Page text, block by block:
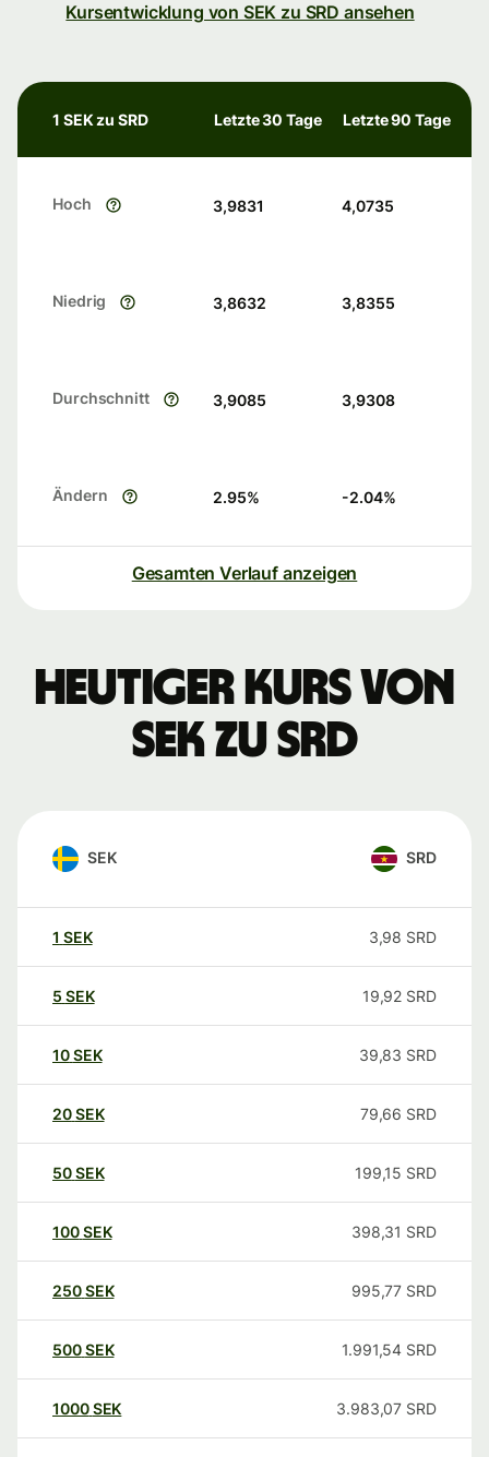
Kursentwicklung von SEK zu SRD ansehen
1 SEK zu SRD Letzte 30 Tage Letzte 90 Tage
Hoch 3,9831 4,0735
Niedrig 3,8632 3,8355
Durchschnitt 3,9085 3,9308
Ändern 2.95% -2.04%
Gesamten Verlauf anzeigen
Heutiger Kurs von
SEK zu SRD
SEK SRD
1 SEK 3,98 SRD
5 SEK 19,92 SRD
10SEK 39,83 SRD
20SEK 79,66 SRD
50SEK 199,15 SRD
100SEK 398,31 SRD
250SEK 995,77 SRD
500SEK 1.991,54 SRD
1000SEK 3.983,07 SRD